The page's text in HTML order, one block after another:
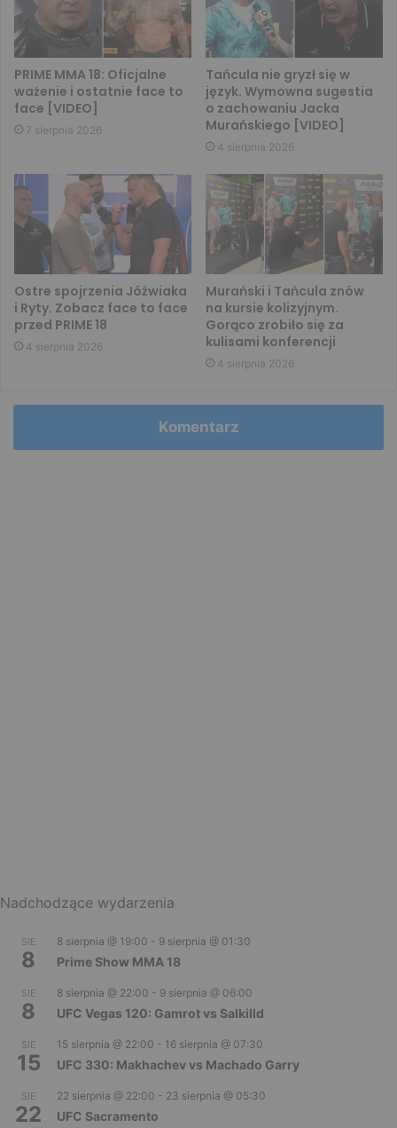
PRIME MMA 18: Oficjalne
ważenie i ostatnie face to
face [VIDEO]
7 sierpnia 2026
Tańcula nie gryzł się w
język. Wymowna sugestia
o zachowaniu Jacka
Murańskiego [VIDEO]
4 sierpnia 2026
Ostre spojrzenia Jóźwiaka
i Ryty. Zobacz face to face
przed PRIME 18
4 sierpnia 2026
Murański i Tańcula znów
na kursie kolizyjnym.
Gorąco zrobiło się za
kulisami konferencji
4 sierpnia 2026
Komentarz
Nadchodzące wydarzenia
SIE
8
8 sierpnia @ 19:00 - 9 sierpnia @ 01:30
Prime Show MMA 18
SIE
8
8 sierpnia @ 22:00 - 9 sierpnia @ 06:00
UFC Vegas 120: Gamrot vs Salkilld
SIE
15
15 sierpnia @ 22:00 - 16 sierpnia @ 07:30
UFC 330: Makhachev vs Machado Garry
SIE
22
22 sierpnia @ 22:00 - 23 sierpnia @ 05:30
UFC Sacramento